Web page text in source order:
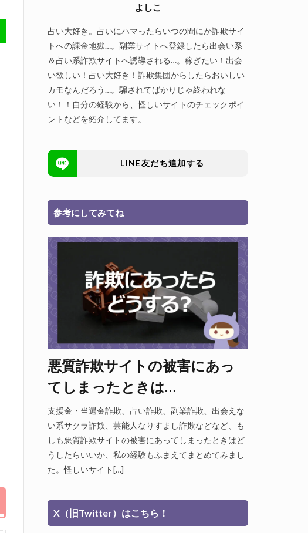
よしこ
占い大好き。占いにハマったらいつの間にか詐欺サイ
トへの課金地獄…。副業サイトへ登録したら出会い系
＆占い系詐欺サイトへ誘導される…。稼ぎたい！出会
い欲しい！占い大好き！詐欺集団からしたらおいしい
カモなんだろう…。騙されてばかりじゃ終われな
い！！自分の経験から、怪しいサイトのチェックポイ
ントなどを紹介してます。
LINE友だち追加する
参考にしてみてね
悪質詐欺サイトの被害にあっ
てしまったときは…
支援金・当選金詐欺、占い詐欺、副業詐欺、出会えな
い系サクラ詐欺、芸能人なりすまし詐欺などなど、も
しも悪質詐欺サイトの被害にあってしまったときはど
うしたらいいか、私の経験もふまえてまとめてみまし
た。怪しいサイト[…]
X（旧Twitter）はこちら！